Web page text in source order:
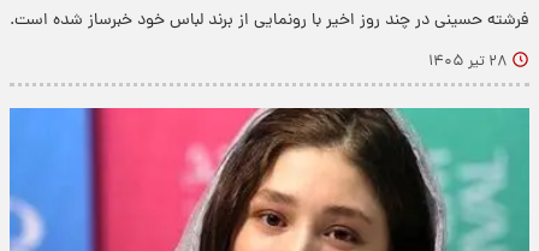
فرشته حسینی در چند روز اخیر با رونمایی از برند لباس خود خبرساز شده است.
۲۸ تیر ۱۴۰۵